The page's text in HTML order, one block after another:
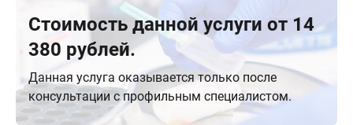
Стоимость данной услуги от 14
380 рублей.
Данная услуга оказывается только после
консультации с профильным специалистом.